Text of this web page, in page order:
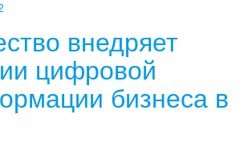
внедряет
цифровой
бизнеса в